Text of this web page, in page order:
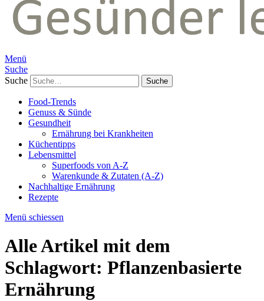
Menü
Suche
Suche
Food-Trends
Genuss & Sünde
Gesundheit
Ernährung bei Krankheiten
Küchentipps
Lebensmittel
Superfoods von A-Z
Warenkunde & Zutaten (A-Z)
Nachhaltige Ernährung
Rezepte
Menü schiessen
Alle Artikel mit dem
Schlagwort: Pflanzenbasierte
Ernährung